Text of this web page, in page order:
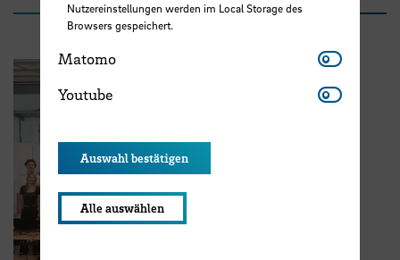
Nutzereinstellungen werden im Local Storage des
Browsers gespeichert.
Matomo Matomo
Youtube Youtube
Auswahl bestätigen
Alle auswählen